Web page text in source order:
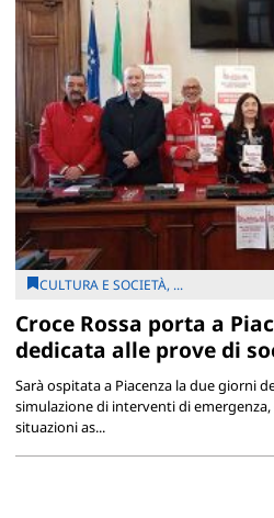
CULTURA E SOCIETÀ, ...
Croce Rossa porta a
dedicata alle prove di
Sarà ospitata a Piacenza la due giorni
simulazione di interventi di
situazioni as...